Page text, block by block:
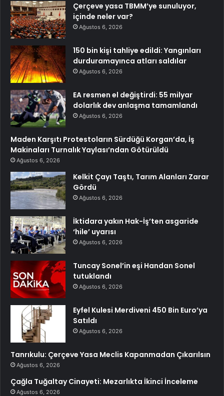
Çerçeve yasa TBMM’ye sunuluyor,
içinde neler var?
Ağustos 6, 2026
150 bin kişi tahliye edildi: Yangınları
durduramayınca atları saldılar
Ağustos 6, 2026
EA resmen el değiştirdi: 55 milyar
dolarlık dev anlaşma tamamlandı
Ağustos 6, 2026
Maden Karşıtı Protestoların Sürdüğü Korgan’da, İş
Makinaları Turnalık Yaylası’ndan Götürüldü
Ağustos 6, 2026
Kelkit Çayı Taştı, Tarım Alanları Zarar
Gördü
Ağustos 6, 2026
İktidara yakın Hak-İş’ten asgaride
‘hile’ uyarısı
Ağustos 6, 2026
Tuncay Sonel’in eşi Handan Sonel
tutuklandı
Ağustos 6, 2026
Eyfel Kulesi Merdiveni 450 Bin Euro’ya
Satıldı
Ağustos 6, 2026
Tanrıkulu: Çerçeve Yasa Meclis Kapanmadan Çıkarılsın
Ağustos 6, 2026
Çağla Tuğaltay Cinayeti: Mezarlıkta İkinci İnceleme
Ağustos 6, 2026